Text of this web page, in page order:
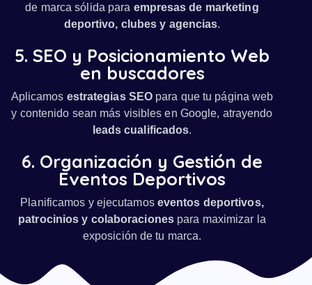
de marca sólida para empresas de marketing
deportivo, clubes y agencias.
5. SEO y Posicionamiento Web
en buscadores
Aplicamos estrategias SEO para que tu página web
y contenido sean más visibles en Google, atrayendo
leads cualificados.
6. Organización y Gestión de
Eventos Deportivos
Planificamos y ejecutamos eventos deportivos,
patrocinios y colaboraciones para maximizar la
exposición de tu marca.